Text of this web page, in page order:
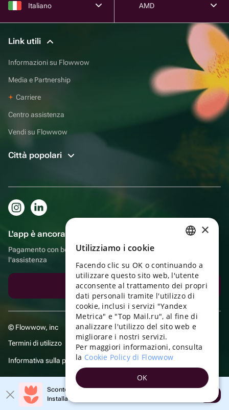
Italiano AMD
Link utili
Informazioni su Flowwow
Media e Partnership
Carriere
Centro assistenza
Vendi su Flowwow
Città popolari
L'app è ancora più comoda!
Pagamento con bonus, autoconsegna, comoda chat con
l'assistenza
Scarica l'app
© Flowwow, inc
Termini di utilizzo
Informativa sulla privacy
Sconto 20% sul tuo primo ordine!
Installa l'app e ricevi il tuo codice promozionale
Aprire
ENGLISH
UKRAINIAN
PORTUGUESE
SPANISH
TURKISH
GERMAN
×
Utilizziamo i cookie
Facendo clic su OK o continuando a
utilizzare questo sito web, l'utente
acconsente al trattamento dei propri
dati personali tramite l'utilizzo di
cookie, inclusi i servizi "Yandex
Metrica" e "Top Mail.ru", al fine di
analizzare l'utilizzo del sito web e
migliorare i nostri servizi.
Per maggiori informazioni, consulta
la Cookie Policy di Flowwow
OK